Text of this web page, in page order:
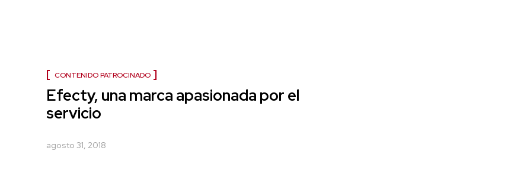
CONTENIDO PATROCINADO
Efecty, una marca apasionada por el
servicio
agosto 31, 2018